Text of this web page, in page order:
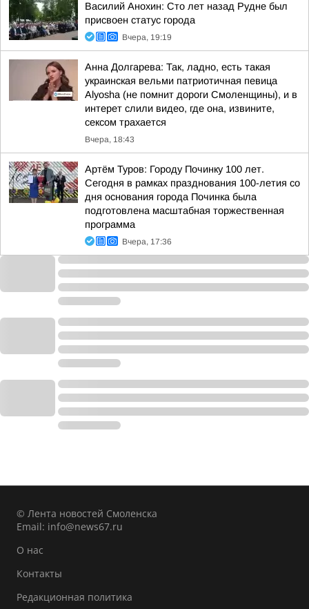
Василий Анохин: Сто лет назад Рудне был
присвоен статус города
Вчера, 19:19
Анна Долгарева: Так, ладно, есть такая
украинская вельми патриотичная певица
Alyosha (не помнит дороги Смоленщины), и в
интерет слили видео, где она, извините,
сексом трахается
Вчера, 18:43
Артём Туров: Городу Починку 100 лет.
Сегодня в рамках празднования 100-летия со
дня основания города Починка была
подготовлена масштабная торжественная
программа
Вчера, 17:36
© Лента новостей Смоленска
Email: info@news67.ru
О нас
Контакты
Редакционная политика